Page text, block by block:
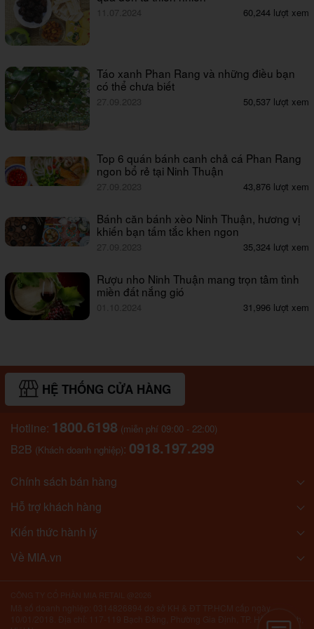
11.07.2024 60,244 lượt xem
Táo xanh Phan Rang và những điều bạn
có thể chưa biết
27.09.2023 50,537 lượt xem
Top 6 quán bánh canh chả cá Phan Rang
ngon bổ rẻ tại Ninh Thuận
27.09.2023 43,876 lượt xem
Bánh căn bánh xèo Ninh Thuận, hương vị
khiến bạn tấm tắc khen ngon
27.09.2023 35,324 lượt xem
Rượu nho Ninh Thuận mang trọn tâm tình
miền đất nắng gió
01.10.2024 31,996 lượt xem
HỆ THỐNG CỬA HÀNG
Hotline: 1800.6198 (miễn phí 09:00 - 22:00)
B2B (Khách doanh nghiệp): 0918.197.299
Chính sách bán hàng
Hỗ trợ khách hàng
Kiến thức hành lý
Về MIA.vn
10/01/2018. Địa chỉ: 117-119 Bạch Đằng, Phường Gia Định, TP. Hồ Chí Minh,